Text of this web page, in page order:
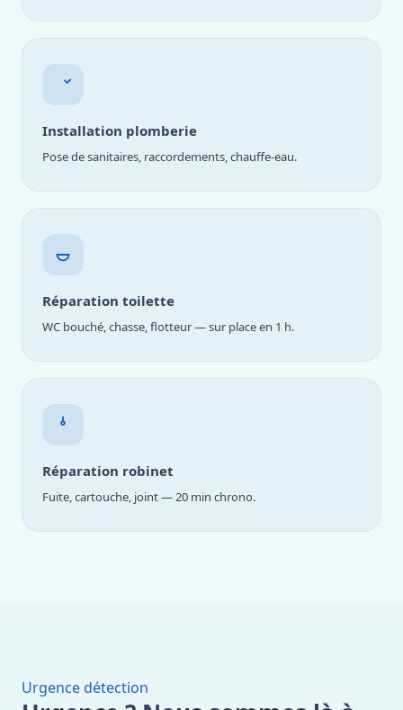
Installation plomberie
Pose de sanitaires, raccordements, chauffe-eau.
Réparation toilette
WC bouché, chasse, flotteur — sur place en 1 h.
Réparation robinet
Fuite, cartouche, joint — 20 min chrono.
Urgence détection